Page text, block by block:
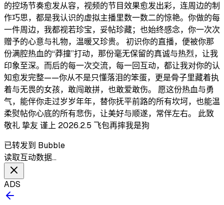
的控场节奏愈发从容，视频的节目效果愈发出彩，连周边的制
作巧思，都是我认识的虚拟主播里数一数二的惊艳。你做的每
一件周边，我都视若珍宝，妥帖珍藏；也始终感念，你一次次
赠予的心意与礼物，温暖又珍贵。 初识你的直播，便被你那
份满腔热血的“莽撞”打动，那份毫无保留的真诚与热烈，让我
印象至深。而后的每一次交流，每一回互动，都让我对你的认
知愈发完整——你从不是只懂落泪的笨蛋，更是骨子里藏着执
着与无畏的女孩，敢闯敢拼，也敢爱敢伤。 愿这份热血与勇
气，能伴你走过岁岁年年，替你抚平前路的所有坎坷，也能温
柔熨帖你心底的所有悲伤，让美好与顺遂，常伴左右。 此致
敬礼 挚友 谨上 2026.2.5 飞包再摔我是狗
已转发到 Bubble
读取互动数据…
ADS